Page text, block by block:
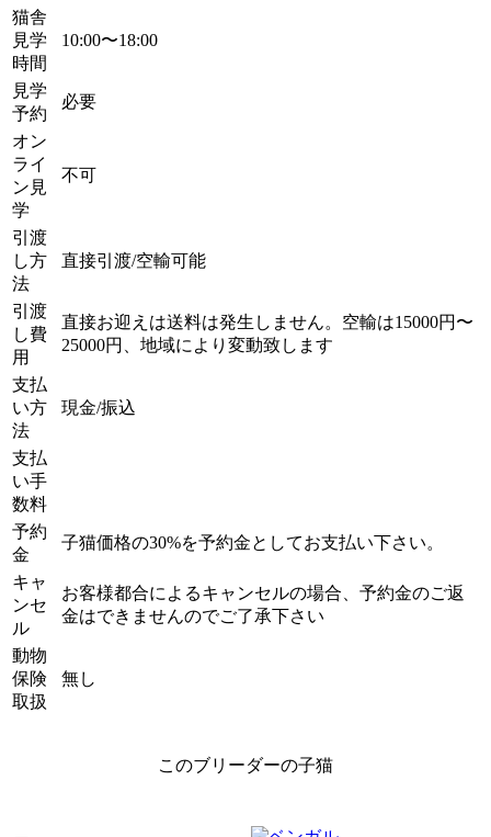
猫舎
見学
時間
10:00〜18:00
見学
予約
必要
オン
ライ
ン見
学
不可
引渡
し方
法
直接引渡/空輸可能
引渡
し費
用
直接お迎えは送料は発生しません。空輸は15000円〜
25000円、地域により変動致します
支払
い方
法
現金/振込
支払
い手
数料
予約
金
子猫価格の30%を予約金としてお支払い下さい。
キャ
ンセ
ル
お客様都合によるキャンセルの場合、予約金のご返
金はできませんのでご了承下さい
動物
保険
取扱
無し
このブリーダーの子猫